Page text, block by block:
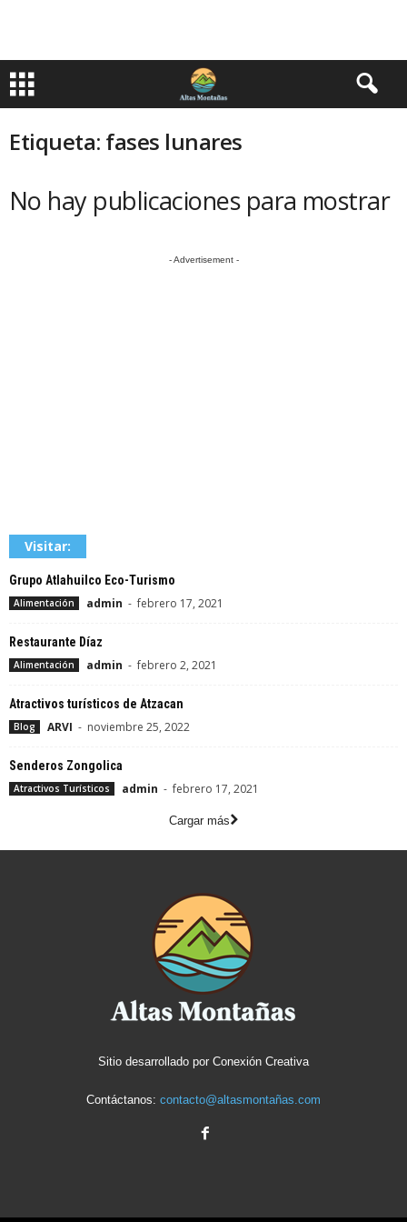
Etiqueta: fases lunares
No hay publicaciones para mostrar
- Advertisement -
Visitar:
Grupo Atlahuilco Eco-Turismo
Alimentación admin - febrero 17, 2021
Restaurante Díaz
Alimentación admin - febrero 2, 2021
Atractivos turísticos de Atzacan
Blog ARVI - noviembre 25, 2022
Senderos Zongolica
Atractivos Turísticos admin - febrero 17, 2021
Cargar más
Sitio desarrollado por Conexión Creativa
Contáctanos: contacto@altasmontañas.com